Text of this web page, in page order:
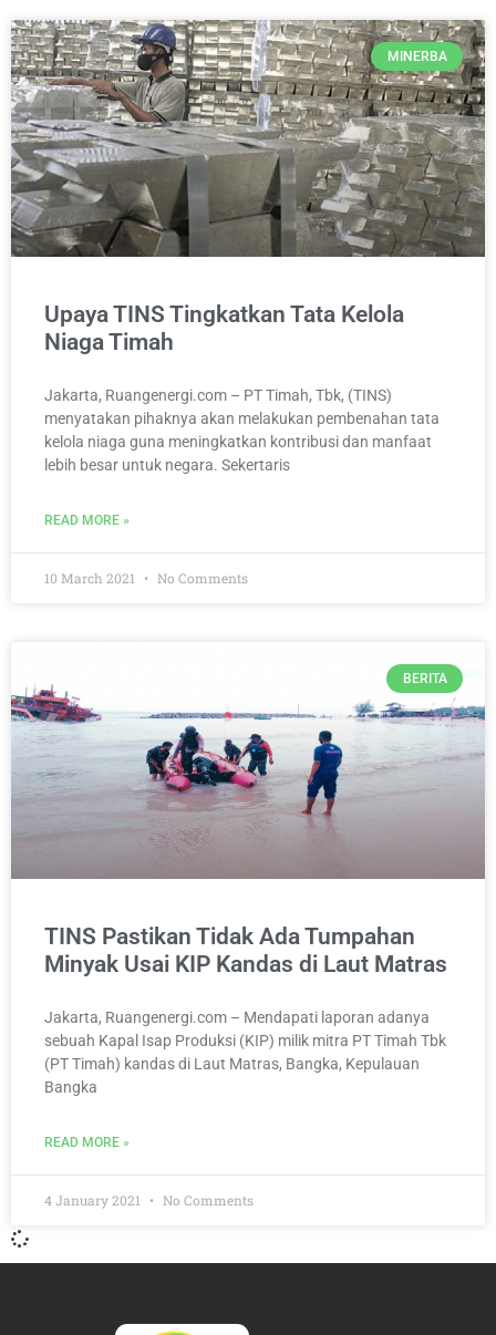
MINERBA
Upaya TINS Tingkatkan Tata Kelola
Niaga Timah
Jakarta, Ruangenergi.com – PT Timah, Tbk, (TINS)
menyatakan pihaknya akan melakukan pembenahan tata
kelola niaga guna meningkatkan kontribusi dan manfaat
lebih besar untuk negara. Sekertaris
READ MORE »
10 March 2021 No Comments
BERITA
TINS Pastikan Tidak Ada Tumpahan
Minyak Usai KIP Kandas di Laut Matras
Jakarta, Ruangenergi.com – Mendapati laporan adanya
sebuah Kapal Isap Produksi (KIP) milik mitra PT Timah Tbk
(PT Timah) kandas di Laut Matras, Bangka, Kepulauan
Bangka
READ MORE »
4 January 2021 No Comments